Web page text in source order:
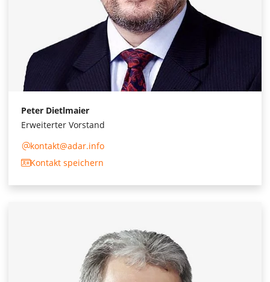
Peter Dietlmaier
Erweiterter Vorstand
kontakt@adar.info
Kontakt speichern